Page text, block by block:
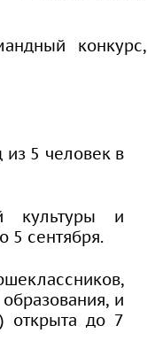
конкурс,
5 человек в
культуры и
5 сентября.
и
открыта до 7